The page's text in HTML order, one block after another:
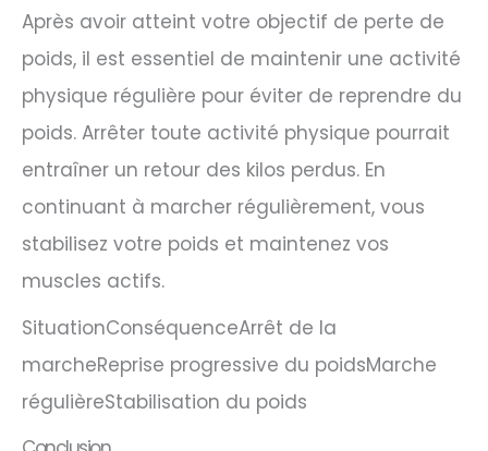
Après avoir atteint votre objectif de perte de
poids, il est essentiel de maintenir une activité
physique régulière pour éviter de reprendre du
poids. Arrêter toute activité physique pourrait
entraîner un retour des kilos perdus. En
continuant à marcher régulièrement, vous
stabilisez votre poids et maintenez vos
muscles actifs.
SituationConséquenceArrêt de la
marcheReprise progressive du poidsMarche
régulièreStabilisation du poids